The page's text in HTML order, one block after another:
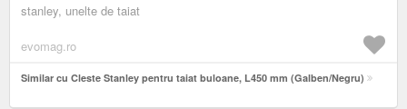
stanley, unelte de taiat
evomag.ro
Similar cu Cleste Stanley pentru taiat buloane, L450 mm (Galben/Negru)